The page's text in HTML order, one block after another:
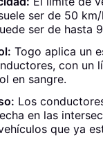
ser de 50
ser de hasta
Togo aplica un
con un
en sangre.
Los
en las
que ya